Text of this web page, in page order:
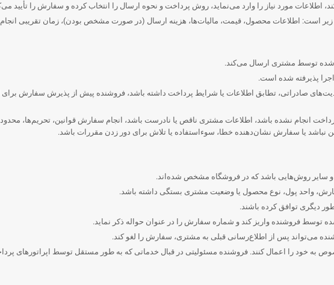
مورد نیاز را وارد می‌نماید، روش پرداخت و نحوه ارسال را انتخاب کرده و سفارش را تأیید
است: اطلاعات محصول، قیمت، مالیات‌ها، هزینه ارسال (در صورت مشخص بودن)، زمان تقریبی
توسط مشتری ارسال می‌کند.
پذیرفته شده است.
صادراتی، تطابق اطلاعات یا شرایط پرداخت داشته باشد، فروشنده پیش از پذیرش سفارش
انجام نشده باشد، اطلاعات مشتری ناقص یا نادرست باشد، انجام سفارش قوانین، تحریم‌ها،
یا سفارش نشان‌دهنده خطا، سوءاستفاده یا تلاش برای دور زدن مقررات باشد.
سایر روش‌هایی باشد که در فروشگاه مشخص شده‌اند.
واحد پول، نوع محصول یا وضعیت مشتری بستگی داشته باشد.
دیگری توافق کرده باشند.
توسط فروشنده واریز کند و شماره سفارش را در عنوان حواله ذکر نماید.
به خود را اعمال کنند. فروشنده مسئولیتی در قبال خدماتی که به طور مستقل توسط اپراتورهای